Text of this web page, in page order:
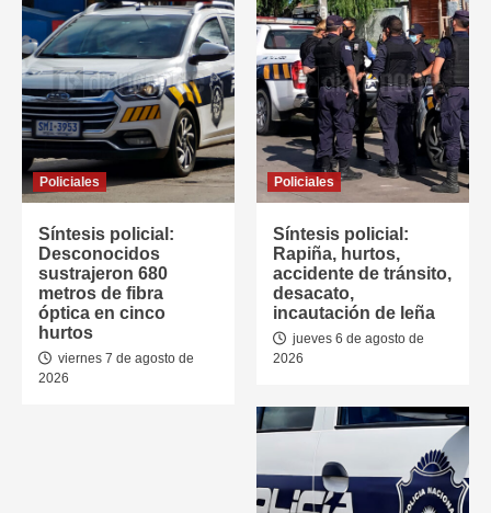
Policiales
Síntesis policial:
Desconocidos
sustrajeron 680
metros de fibra
óptica en cinco
hurtos
viernes 7 de agosto de
2026
Policiales
Síntesis policial:
Rapiña, hurtos,
accidente de tránsito,
desacato,
incautación de leña
jueves 6 de agosto de
2026